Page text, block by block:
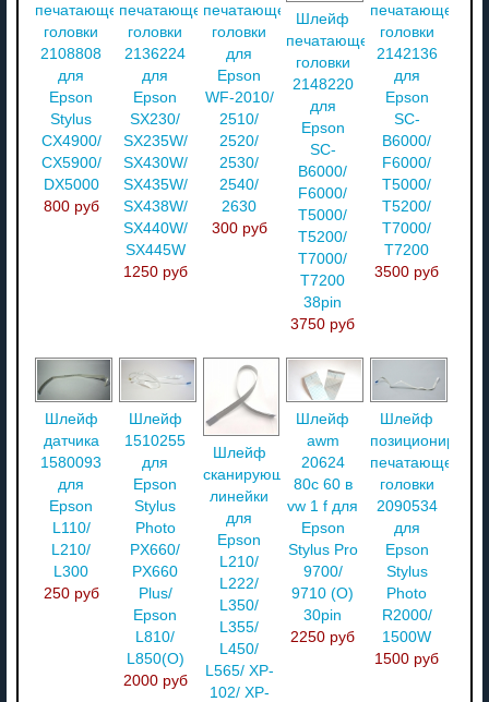
печатающей
головки
2108808
для
Epson
Stylus
CX4900/
CX5900/
DX5000
800 руб
печатающей
головки
2136224
для
Epson
SX230/
SX235W/
SX430W/
SX435W/
SX438W/
SX440W/
SX445W
1250 руб
печатающей
головки
для
Epson
WF-2010/
2510/
2520/
2530/
2540/
2630
300 руб
Шлейф
печатающей
головки
2148220
для
Epson
SC-
B6000/
F6000/
T5000/
T5200/
T7000/
T7200
38pin
3750 руб
печатающей
головки
2142136
для
Epson
SC-
B6000/
F6000/
T5000/
T5200/
T7000/
T7200
3500 руб
Шлейф
датчика
1580093
для
Epson
L110/
L210/
L300
250 руб
Шлейф
1510255
для
Epson
Stylus
Photo
PX660/
PX660
Plus/
Epson
L810/
L850(O)
2000 руб
Шлейф
сканирующей
линейки
для
Epson
L210/
L222/
L350/
L355/
L450/
L565/ XP-
102/ XP-
Шлейф
awm
20624
80c 60 в
vw 1 f для
Epson
Stylus Pro
9700/
9710 (O)
30pin
2250 руб
Шлейф
печатающей
головки
2090534
для
Epson
Stylus
Photo
R2000/
1500W
1500 руб